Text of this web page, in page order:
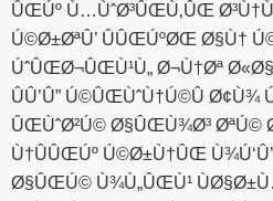
ÛŒÚº Ù…ÙˆØ³ÛŒÙ‚ÛŒ
Ú©Ø±ØªÛ’ ÛÛŒÚºØŒ Ø§Ù†
ÚˆÛŒØ¬ÛŒÙ¹Ù„ Ø¬Ù†Øª
ÛÛ’Û” Ú©ÛŒÙˆÙ†Ú©Û
ÛŒÙˆØ²Ú© Ø§ÛŒÙ¾Ø³ ØªÚ©
Ù†ÛÛŒÚº Ú©Ø±Ù†ÛŒ
Ø§ÛŒÚ© Ù¾Ù„ÛŒÙ¹